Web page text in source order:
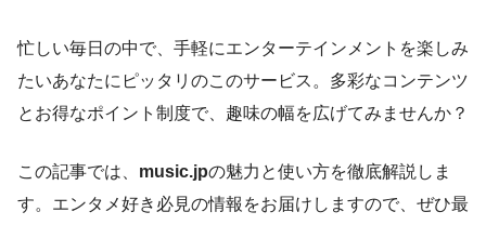
忙しい毎日の中で、手軽にエンターテインメントを楽しみ
たいあなたにピッタリのこのサービス。多彩なコンテンツ
とお得なポイント制度で、趣味の幅を広げてみませんか？
この記事では、 music.jpの魅力と使い方を徹底解説しま
す。エンタメ好き必見の情報をお届けしますので、ぜひ最